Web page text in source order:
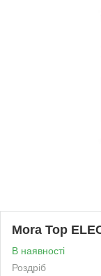
Mora Top
В наявності
Роздріб